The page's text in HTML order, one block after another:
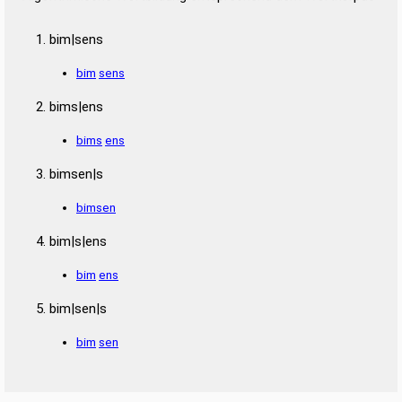
bim|sens
bim sens
bims|ens
bims ens
bimsen|s
bimsen
bim|s|ens
bim ens
bim|sen|s
bim sen